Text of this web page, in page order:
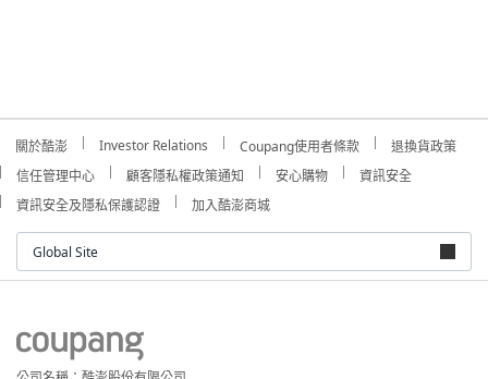
關於酷澎 Investor Relations Coupang使用者條款
退換貨政策
信任管理中心
顧客隱私權政策通知 安心購物
資訊安全
資訊安全及隱私保護認證
加入酷澎商城
Global Site